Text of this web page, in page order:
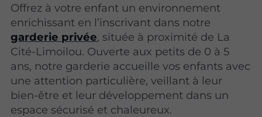
Offrez à votre enfant un environnement
enrichissant en l’inscrivant dans notre
garderie privée, située à proximité de La
Cité-Limoilou. Ouverte aux petits de 0 à 5
ans, notre garderie accueille vos enfants avec
une attention particulière, veillant à leur
bien-être et leur développement dans un
espace sécurisé et chaleureux.